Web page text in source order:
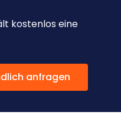
kostenlos eine
anfragen